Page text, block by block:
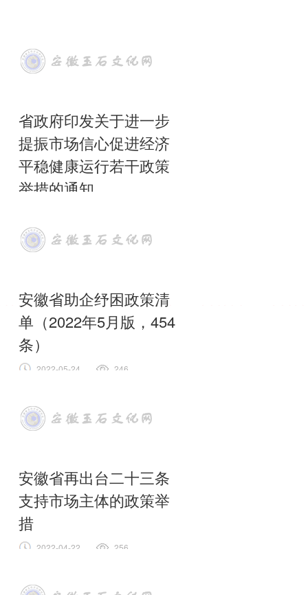
省政府印发关于进一步
提振市场信心促进经济
平稳健康运行若干政策
举措的通知
各市、县人民政府，省政府各部门、
各直属机构： 现将《关于进一步提振
安徽省助企纾困政策清
单（2022年5月版，454
条）
2022-05-24 246
是近期省委、省政府、省直各部门印
发公开发布的相关政策文件， 全文
安徽省再出台二十三条
支持市场主体的政策举
措
2022-04-22 256
及省委工作要求，更好地统筹疫情防